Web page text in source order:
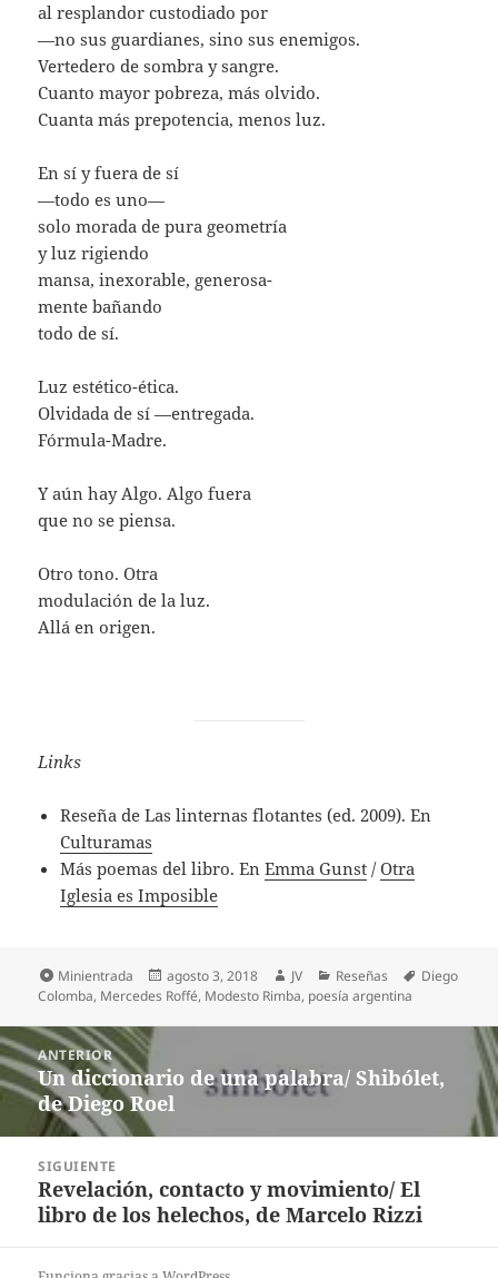
al resplandor custodiado por
—no sus guardianes, sino sus enemigos.
Vertedero de sombra y sangre.
Cuanto mayor pobreza, más olvido.
Cuanta más prepotencia, menos luz.
En sí y fuera de sí
—todo es uno—
solo morada de pura geometría
y luz rigiendo
mansa, inexorable, generosa-
mente bañando
todo de sí.
Luz estético-ética.
Olvidada de sí —entregada.
Fórmula-Madre.
Y aún hay Algo. Algo fuera
que no se piensa.
Otro tono. Otra
modulación de la luz.
Allá en origen.
Links
Reseña de Las linternas flotantes (ed. 2009). En
Culturamas
Más poemas del libro. EnEmma Gunst /Otra
Iglesia es Imposible
Formato
Minientrada
Publicado
el
agosto 3, 2018 Autor
JV Categorías
Reseñas Etiquetas
Diego
Colomba, Mercedes Roffé, Modesto Rimba, poesía argentina
Navegación
de
entradas
ANTERIOR
Entrada
anterior:
Un diccionario de una palabra/ Shibólet,
de Diego Roel
SIGUIENTE
Entrada
siguiente:
Revelación, contacto y movimiento/ El
libro de los helechos, de Marcelo Rizzi